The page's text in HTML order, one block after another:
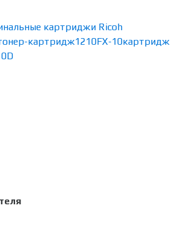
картриджи Ricoh
картридж1210FX-10картридж